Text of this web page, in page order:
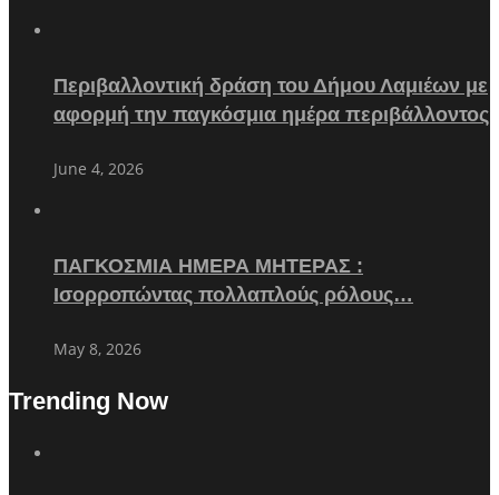
Περιβαλλοντική δράση του Δήμου Λαμιέων με
αφορμή την παγκόσμια ημέρα περιβάλλοντος
June 4, 2026
ΠΑΓΚΟΣΜΙΑ ΗΜΕΡΑ ΜΗΤΕΡΑΣ :
Ισορροπώντας πολλαπλούς ρόλους…
May 8, 2026
Trending Now